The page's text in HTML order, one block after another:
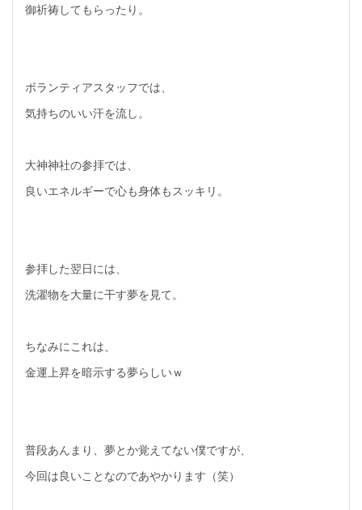
御祈祷してもらったり。
ボランティアスタッフでは、
気持ちのいい汗を流し。
大神神社の参拝では、
良いエネルギーで心も身体もスッキリ。
参拝した翌日には、
洗濯物を大量に干す夢を見て。
ちなみにこれは、
金運上昇を暗示する夢らしいｗ
普段あんまり、夢とか覚えてない僕ですが、
今回は良いことなのであやかります（笑）